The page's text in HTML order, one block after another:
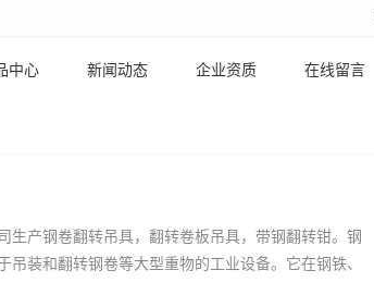
中心 新闻动态 企业资质 在线留言
生产钢卷翻转吊具，翻转卷板吊具，带钢翻转钳。钢
吊装和翻转钢卷等大型重物的工业设备。它在钢铁、